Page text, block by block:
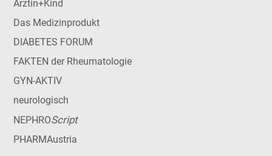
Ärztin+Kind
Das Medizinprodukt
DIABETES FORUM
FAKTEN der Rheumatologie
GYN-AKTIV
neurologisch
NEPHROScript
PHARMAustria